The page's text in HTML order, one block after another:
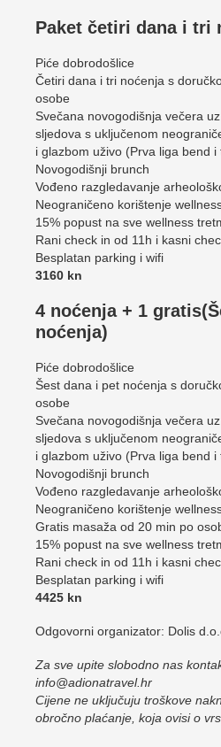
Paket četiri dana i tri
Piće dobrodošlice
Četiri dana i tri noćenja s
osobe
Svečana novogodišnja večera
sljedova s uključenom
i glazbom uživo (Prva liga bend i
Novogodišnji brunch
Vođeno razgledavanje
Neograničeno korištenje
15% popust na sve wellness
Rani check in od 11h i kasni
Besplatan parking i wifi
3160 kn
4 noćenja + 1
noćenja)
Piće dobrodošlice
Šest dana i pet noćenja s
osobe
Svečana novogodišnja večera
sljedova s uključenom
i glazbom uživo (Prva liga bend i
Novogodišnji brunch
Vođeno razgledavanje
Neograničeno korištenje
Gratis masaža od 20 min po
15% popust na sve wellness
Rani check in od 11h i kasni
Besplatan parking i wifi
4425 kn
Odgovorni organizator: Dolis
Za sve upite slobodno nas
info@adionatravel.hr
Cijene ne uključuju troškove
obročno plaćanje, koja ovisi o